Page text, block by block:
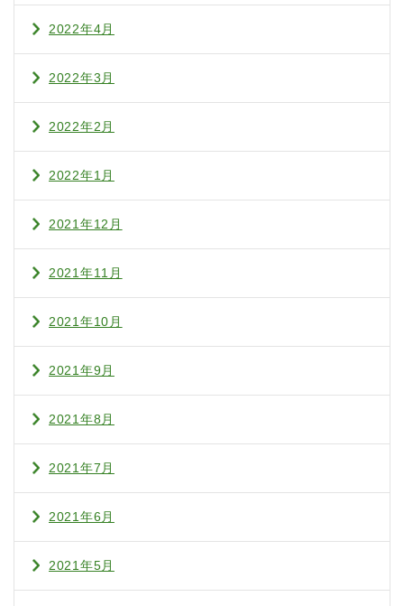
2022年4月
2022年3月
2022年2月
2022年1月
2021年12月
2021年11月
2021年10月
2021年9月
2021年8月
2021年7月
2021年6月
2021年5月